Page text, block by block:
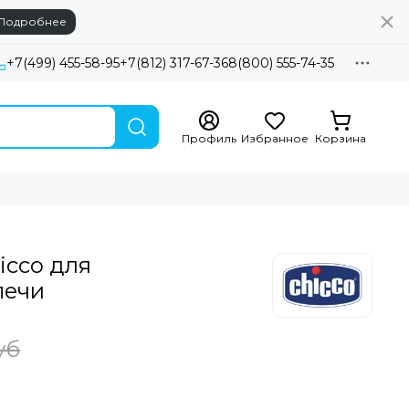
+7(499) 455-58-95+7(812) 317-67-368(800) 555-74-35
Профиль Избранное Корзина
для